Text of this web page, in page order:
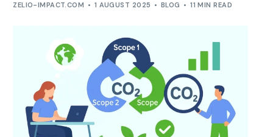
ZELIO-IMPACT.COM 1 AUGUST 2025 BLOG 11 MIN READ